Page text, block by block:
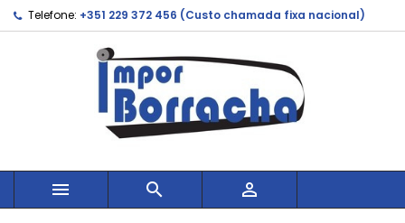
Telefone: +351 229 372 456 (Custo chamada fixa nacional)
  